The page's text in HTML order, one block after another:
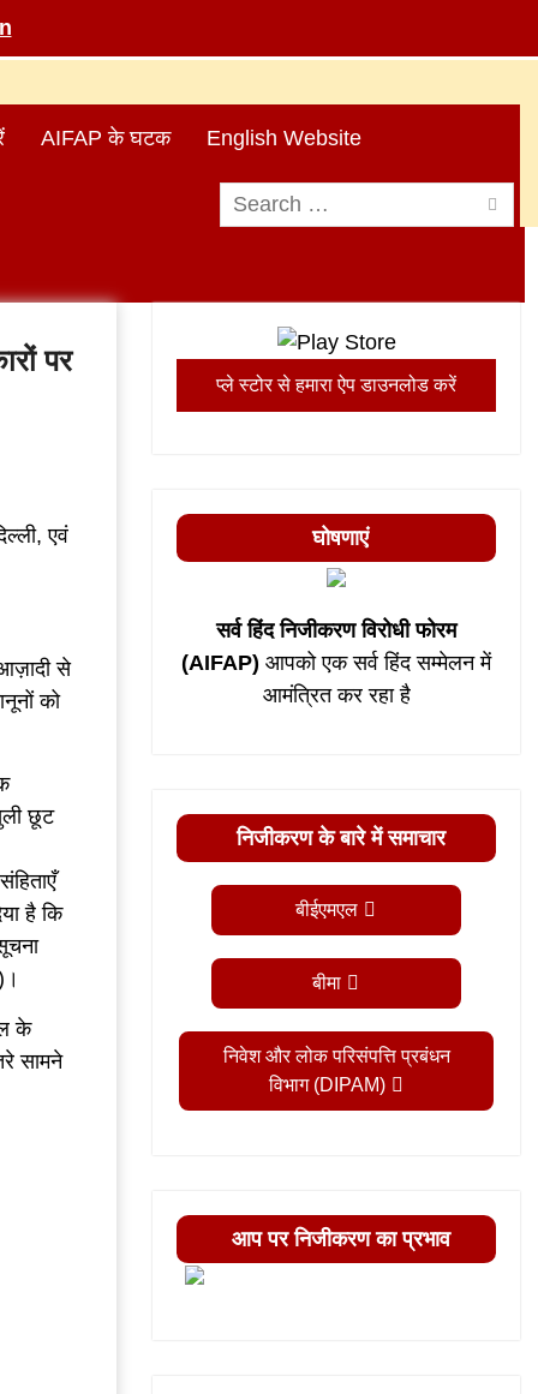
AIFAP के घटक English Website
Search
for:
पर
एवं
से
को
छूट
है कि
के
सामने
प्ले स्टोर से हमारा ऐप डाउनलोड करें
घोषणाएं
सर्व हिंद निजीकरण विरोधी फोरम
(AIFAP) आपको एक सर्व हिंद सम्मेलन में
आमंत्रित कर रहा है
निजीकरण के बारे में समाचार
बीईएमएल
बीमा
निवेश और लोक परिसंपत्ति प्रबंधन
विभाग (DIPAM)
आप पर निजीकरण का प्रभाव